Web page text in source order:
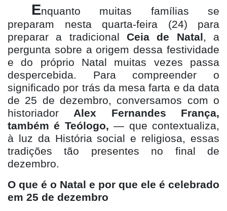
Enquanto muitas famílias se
preparam nesta quarta-feira (24) para
preparar a tradicional Ceia de Natal, a
pergunta sobre a origem dessa festividade
e do próprio Natal muitas vezes passa
despercebida. Para compreender o
significado por trás da mesa farta e da data
de 25 de dezembro, conversamos com o
historiadorAlex Fernandes França,
também é Teólogo,— que contextualiza,
à luz da História social e religiosa, essas
tradições tão presentes no final de
dezembro.
O que é o Natal e por que ele é celebrado
em 25 de dezembro